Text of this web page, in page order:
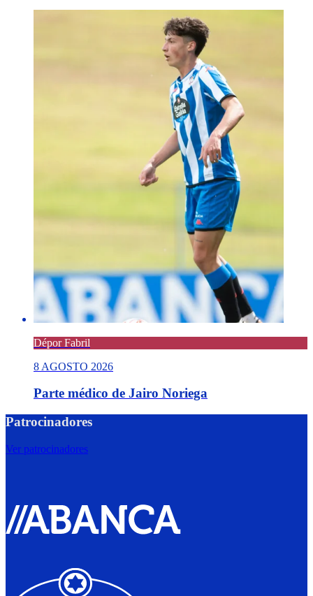
Dépor Fabril
8 AGOSTO 2026
Parte médico de Jairo Noriega
Patrocinadores
Ver patrocinadores